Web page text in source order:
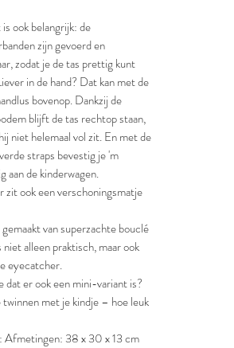
ook belangrijk: de
zijn gevoerd en
zodat je de tas prettig kunt
in de hand? Dat kan met de
bovenop. Dankzij de
blijft de tas rechtop staan,
niet helemaal vol zit. En met de
straps bevestig je 'm
aan de kinderwagen.
zit ook een verschoningsmatje
van superzachte bouclé
alleen praktisch, maar ook
eyecatcher.
dat er ook een mini-variant is?
twinnen met je kindje – hoe leuk
Afmetingen: 38 x 30 x 13 cm